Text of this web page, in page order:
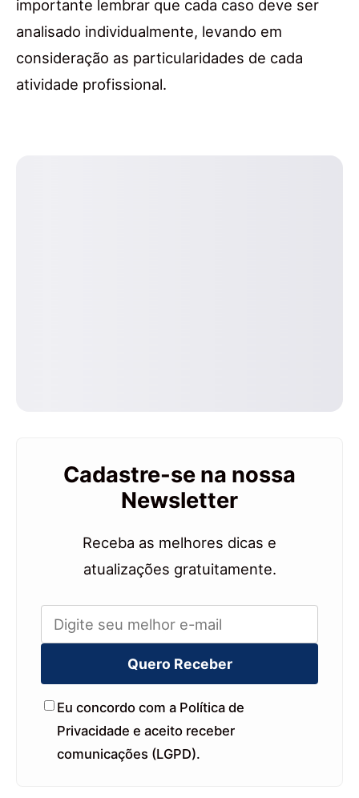
importante lembrar que cada caso deve ser
analisado individualmente, levando em
consideração as particularidades de cada
atividade profissional.
Cadastre-se na nossa
Newsletter
Receba as melhores dicas e
atualizações gratuitamente.
Quero Receber
Eu concordo com a Política de
Privacidade e aceito receber
comunicações (LGPD).